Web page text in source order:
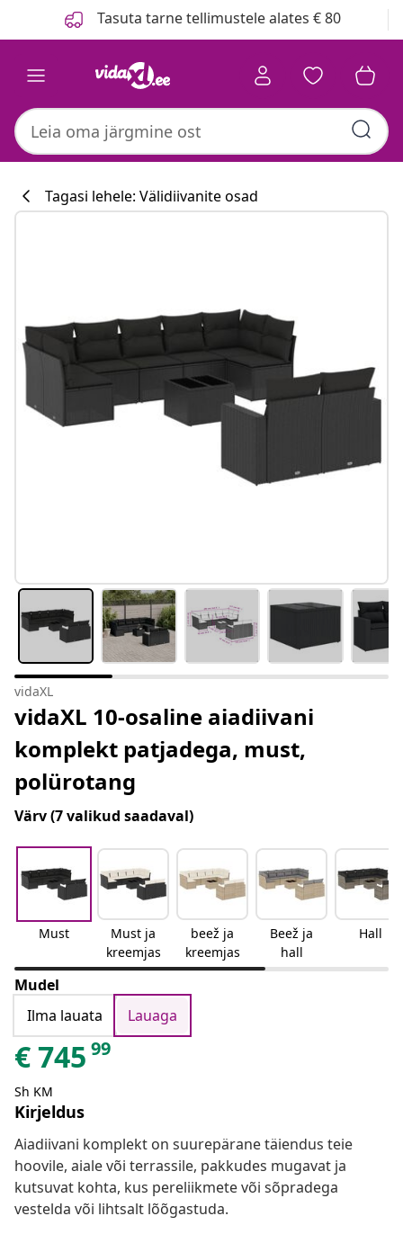
Tasuta tarne tellimustele alates € 80
Tagasi lehele: Välidiivanite osad
vidaXL
vidaXL 10-osaline aiadiivani
komplekt patjadega, must,
polürotang
Värv(7 valikud saadaval)
Must
Must ja
kreemjas
beež ja
kreemjas
Beež ja
hall
Hall
Mudel
Ilma lauata
Lauaga
€745 99
Sh KM
Kirjeldus
Aiadiivani komplekt on suurepärane täiendus teie
hoovile, aiale või terrassile, pakkudes mugavat ja
kutsuvat kohta, kus pereliikmete või sõpradega
vestelda või lihtsalt lõõgastuda.